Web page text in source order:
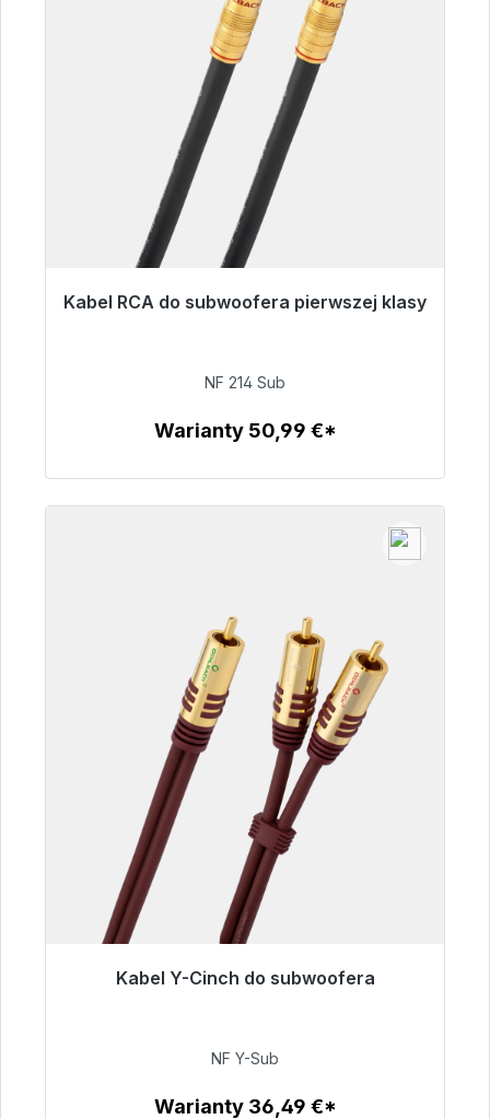
Kabel RCA do subwoofera pierwszej klasy
Gotowy do natychmiastowej wysyłki, czas
94,00 €
NF 214 Sub
Warianty 50,99 €*
Kabel Y-Cinch do subwoofera
Gotowy do natychmiastowej wysyłki, czas
50,99 €
NF Y-Sub
Warianty 36,49 €*